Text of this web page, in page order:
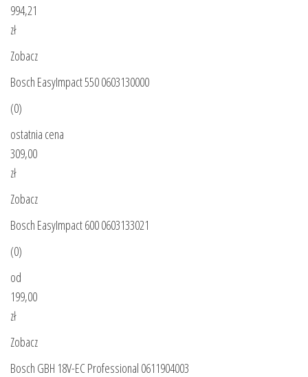
994,21
zł
Zobacz
Bosch EasyImpact 550 0603130000
(0)
ostatnia cena
309,00
zł
Zobacz
Bosch EasyImpact 600 0603133021
(0)
od
199,00
zł
Zobacz
Bosch GBH 18V-EC Professional 0611904003